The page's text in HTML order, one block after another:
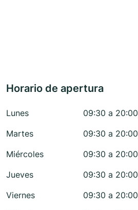
Horario de apertura
Lunes
09:30 a 20:00
Martes
09:30 a 20:00
Miércoles
09:30 a 20:00
Jueves
09:30 a 20:00
Viernes
09:30 a 20:00